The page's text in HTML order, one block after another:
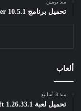
منذ يومين
تحميل برنامج All Video Player 10.5.1
ألعاب
منذ 3 أسابيع
تحميل لعبة Minecraft 1.26.33.1